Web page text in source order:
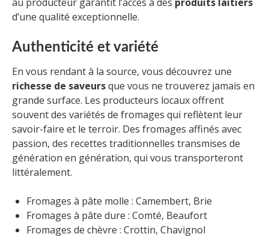
d’une qualité exceptionnelle.
Authenticité et variété
En vous rendant à la source, vous découvrez une
richesse de saveursque vous ne trouverez jamais en
grande surface. Les producteurs locaux offrent
souvent des variétés de fromages qui reflètent leur
savoir-faire et le terroir. Des fromages affinés avec
passion, des recettes traditionnelles transmises de
génération en génération, qui vous transporteront
littéralement.
Fromages à pâte molle : Camembert, Brie
Fromages à pâte dure : Comté, Beaufort
Fromages de chèvre : Crottin, Chavignol